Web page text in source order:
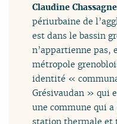
Claudine
périurbaine de
est dans le bassin
n’appartienne pas,
métropole
identité «
Grésivaudan » qui
une commune qui a
station thermale et